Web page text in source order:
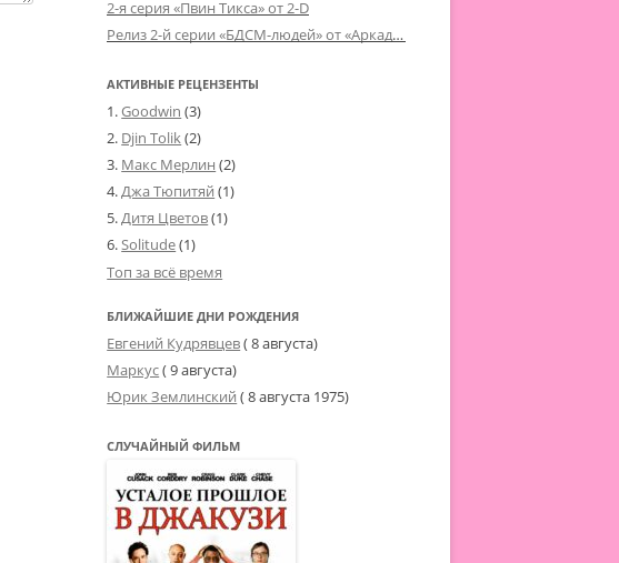
2-я серия «Пвин Тикса» от 2-D
Релиз 2-й серии «БДСМ-людей» от «Аркада Фильм»
АКТИВНЫЕ РЕЦЕНЗЕНТЫ
Goodwin (3)
Djin Tolik(2)
Макс Мерлин (2)
Джа Тюпитяй (1)
Дитя Цветов(1)
Solitude(1)
Топ за всё время
БЛИЖАЙШИЕ ДНИ РОЖДЕНИЯ
Евгений Кудрявцев( 8 августа)
Маркус( 9 августа)
Юрик Землинский (8 августа 1975)
СЛУЧАЙНЫЙ ФИЛЬМ